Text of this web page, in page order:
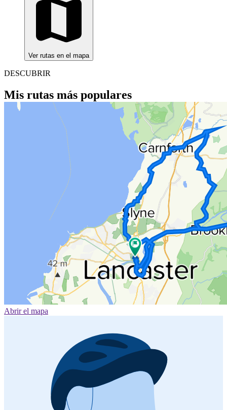
Ver rutas en el mapa
DESCUBRIR
Mis rutas más populares
Abrir el mapa